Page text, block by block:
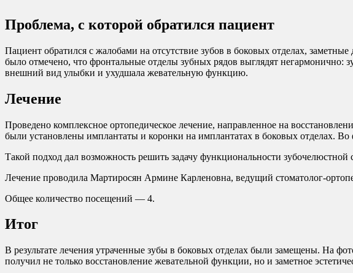
Проблема, с которой обратился пациент
Пациент обратился с жалобами на отсутствие зубов в боковых отделах,
было отмечено, что фронтальные отделы зубных рядов выглядят негармонично:
внешний вид улыбки и ухудшала жевательную функцию.
Лечение
Проведено комплексное ортопедическое лечение, направленное на
были установлены имплантаты и коронки на имплантатах в боковых отделах.
Такой подход дал возможность решить задачу функциональности
Лечение проводила Мартиросян Армине Карленовна, ведущий стоматолог-
Общее количество посещений — 4.
Итог
В результате лечения утраченные зубы в боковых отделах были замещены. На
получил не только восстановление жевательной функции, но и заметное